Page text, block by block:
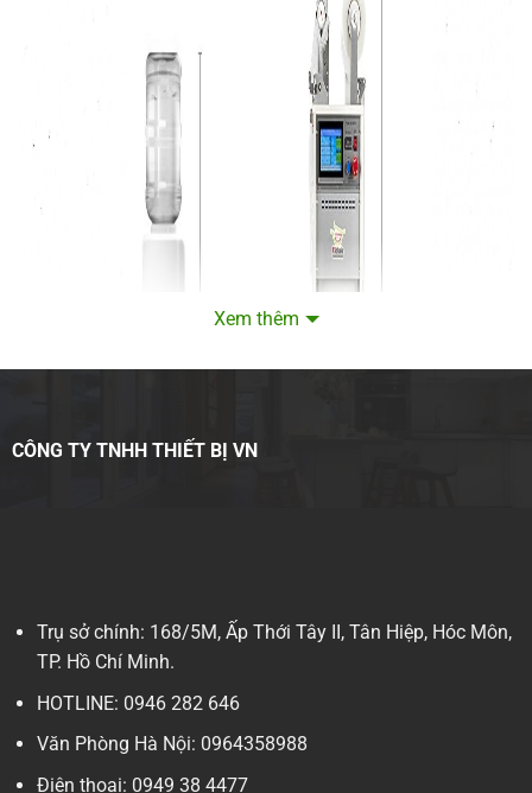
Xem thêm
CÔNG TY TNHH THIẾT BỊ VN
Trụ sở chính: 168/5M, Ấp Thới Tây II, Tân Hiệp, Hóc Môn,
TP. Hồ Chí Minh.
HOTLINE: 0946 282 646
Văn Phòng Hà Nội: 0964358988
Điện thoại: 0949 38 4477